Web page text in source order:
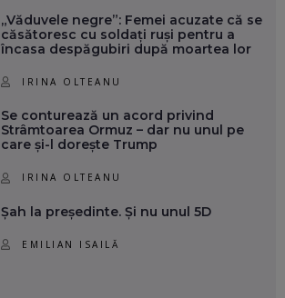
„Văduvele negre”: Femei acuzate că se
căsătoresc cu soldați ruși pentru a
încasa despăgubiri după moartea lor
IRINA OLTEANU
Se conturează un acord privind
Strâmtoarea Ormuz – dar nu unul pe
care și-l dorește Trump
IRINA OLTEANU
Șah la președinte. Și nu unul 5D
EMILIAN ISAILĂ